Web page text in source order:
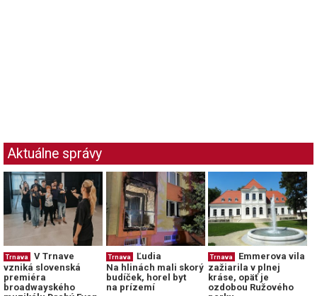
Aktuálne správy
Trnava
V Trnave
vzniká slovenská
premiéra
broadwayského
Trnava
Ľudia
Na hlinách mali skorý
budíček, horel byt
na prízemí
Trnava
Emmerova vila
zažiarila v plnej
kráse, opäť je
ozdobou Ružového